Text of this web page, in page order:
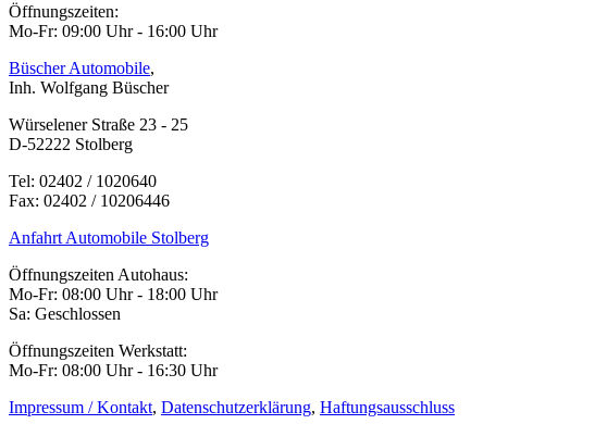
Öffnungszeiten:
Mo-Fr: 09:00 Uhr - 16:00 Uhr
Büscher Automobile,
Inh. Wolfgang Büscher
Würselener Straße 23 - 25
D-52222 Stolberg
Tel: 02402 / 1020640
Fax: 02402 / 10206446
Anfahrt Automobile Stolberg
Öffnungszeiten Autohaus:
Mo-Fr: 08:00 Uhr - 18:00 Uhr
Sa: Geschlossen
Öffnungszeiten Werkstatt:
Mo-Fr: 08:00 Uhr - 16:30 Uhr
Impressum / Kontakt, Datenschutzerklärung, Haftungsausschluss